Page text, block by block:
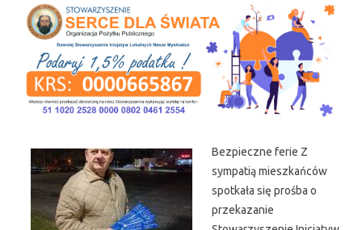
Bezpieczne ferie Z
sympatią mieszkańców
spotkała się prośba o
przekazanie